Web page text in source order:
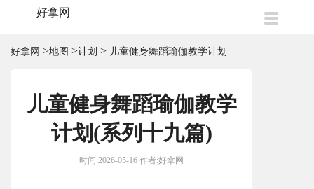
好拿网
好拿网 >地图 >计划 > 儿童健身舞蹈瑜伽教学计划
儿童健身舞蹈瑜伽教学
计划(系列十九篇)
时间:2026-05-16 作者:好拿网